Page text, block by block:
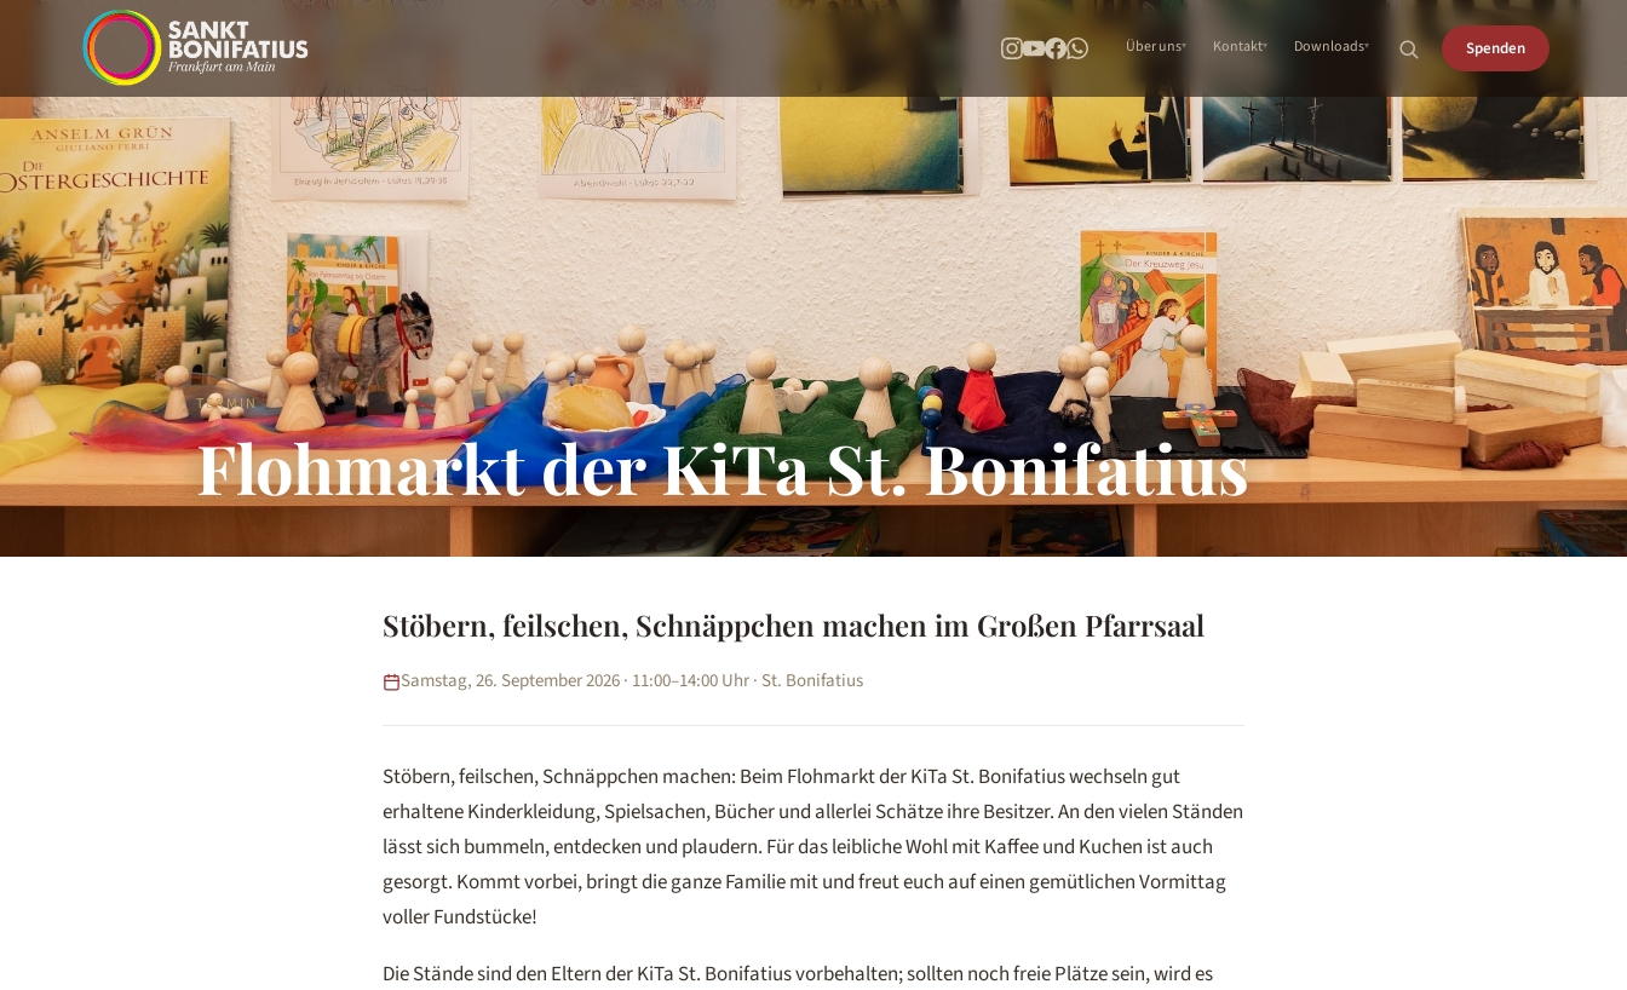
Über uns Kontakt Downloads Spenden
TERMIN
Flohmarkt der KiTa St. Bonifatius
Stöbern, feilschen, Schnäppchen machen im Großen Pfarrsaal
Samstag, 26. September 2026 · 11:00–14:00 Uhr · St. Bonifatius
Stöbern, feilschen, Schnäppchen machen: Beim Flohmarkt der KiTa St. Bonifatius wechseln gut
erhaltene Kinderkleidung, Spielsachen, Bücher und allerlei Schätze ihre Besitzer. An den vielen Ständen
lässt sich bummeln, entdecken und plaudern. Für das leibliche Wohl mit Kaffee und Kuchen ist auch
gesorgt. Kommt vorbei, bringt die ganze Familie mit und freut euch auf einen gemütlichen Vormittag
voller Fundstücke!
Die Stände sind den Eltern der KiTa St. Bonifatius vorbehalten; sollten noch freie Plätze sein, wird es